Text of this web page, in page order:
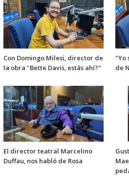
Con Domingo Milesi, director de
la obra "Bette Davis, estás ahí?"
"Yo
de
El director teatral Marcelino
Duffau, nos habló de Rosa